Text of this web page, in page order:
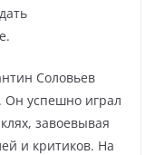
Соловьев
Он успешно играл
завоевывая
и критиков. На